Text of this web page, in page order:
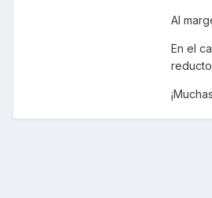
Al
En el